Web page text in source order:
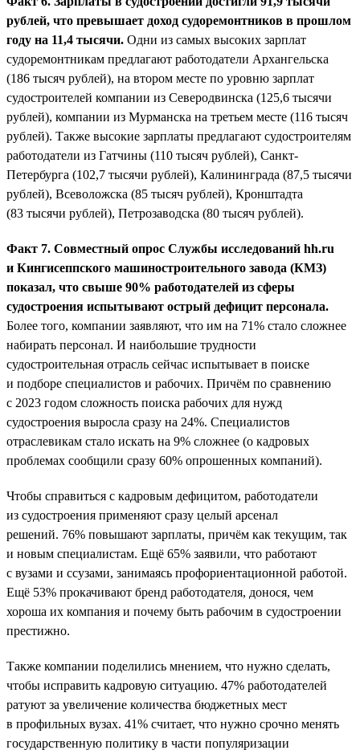
рублей, что превышает доход судоремонтников в прошлом
году на 11,4 тысячи. Одни из самых высоких зарплат
судоремонтникам предлагают работодатели Архангельска
(186 тысяч рублей), на втором месте по уровню зарплат
судостроителей компании из Северодвинска (125,6 тысячи
рублей), компании из Мурманска на третьем месте (116 тысяч
рублей). Также высокие зарплаты предлагают судостроителям
работодатели из Гатчины (110 тысяч рублей), Санкт-
Петербурга (102,7 тысячи рублей), Калининграда (87,5 тысячи
рублей), Всеволожска (85 тысяч рублей), Кронштадта
(83 тысячи рублей), Петрозаводска (80 тысяч рублей).
Факт 7. Совместный опрос Службы исследований hh.ru
и Кингисеппского машиностроительного завода (КМЗ)
показал, что свыше 90% работодателей из сферы
судостроения испытывают острый дефицит персонала.
Более того, компании заявляют, что им на 71% стало сложнее
набирать персонал. И наибольшие трудности
судостроительная отрасль сейчас испытывает в поиске
и подборе специалистов и рабочих. Причём по сравнению
с 2023 годом сложность поиска рабочих для нужд
судостроения выросла сразу на 24%. Специалистов
отраслевикам стало искать на 9% сложнее (о кадровых
проблемах сообщили сразу 60% опрошенных компаний).
Чтобы справиться с кадровым дефицитом, работодатели
из судостроения применяют сразу целый арсенал
решений. 76% повышают зарплаты, причём как текущим, так
и новым специалистам. Ещё 65% заявили, что работают
с вузами и ссузами, занимаясь профориентационной работой.
Ещё 53% прокачивают бренд работодателя, донося, чем
хороша их компания и почему быть рабочим в судостроении
престижно.
Также компании поделились мнением, что нужно сделать,
чтобы исправить кадровую ситуацию. 47% работодателей
ратуют за увеличение количества бюджетных мест
в профильных вузах. 41% считает, что нужно срочно менять
государственную политику в части популяризации